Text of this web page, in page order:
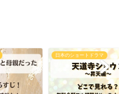
日本のショートドラマ